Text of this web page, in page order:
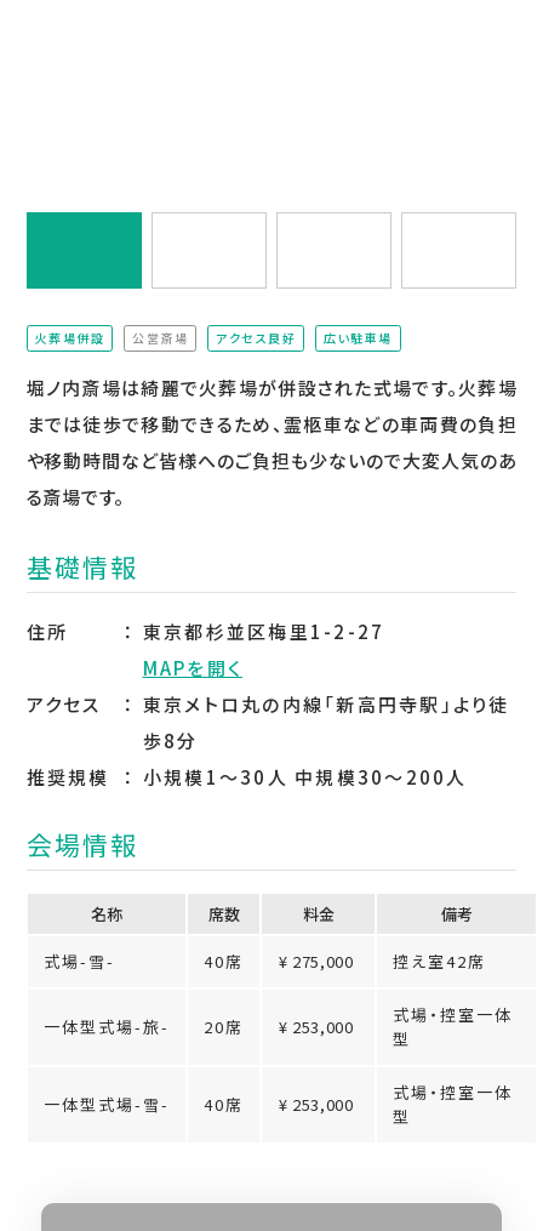
火葬場併設 公営斎場
（非該当）
アクセス良好 広い駐車場
堀ノ内斎場は綺麗で火葬場が併設された式場です。火葬場
までは徒歩で移動できるため、霊柩車などの車両費の負担
や移動時間など皆様へのご負担も少ないので大変人気のあ
る斎場です。
基礎情報
住所
東京都杉並区梅里1-2-27
MAPを開く
アクセス
東京メトロ丸の内線「新高円寺駅」より徒
歩8分
推奨規模
小規模1～30人 中規模30～200人
会場情報
名称 席数 料⾦ 備考
式場-雪- 40席 ¥ 275,000 控え室42席
一体型式場-旅- 20席 ¥ 253,000
式場・控室一体
型
一体型式場-雪- 40席 ¥ 253,000
式場・控室一体
型